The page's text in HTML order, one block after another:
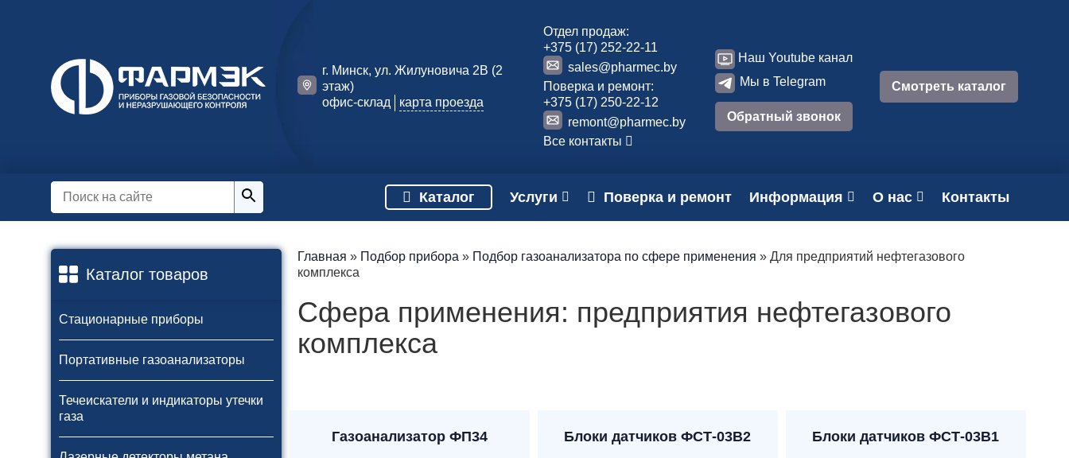
г. Минск, ул. Жилуновича 2В (2
этаж)
офис-склад
карта проезда
Отдел продаж:
+375 (17) 252-22-11
sales@pharmec.by
Поверка и ремонт:
+375 (17) 250-22-12
remont@pharmec.by
Все контакты
Наш Youtube канал
Мы в Telegram
Обратный звонок
Смотреть каталог
Каталог Услуги Поверка и ремонт Информация О нас Контакты
Каталог товаров
Стационарные приборы
Портативные газоанализаторы
Течеискатели и индикаторы утечки
газа
Главная » Подбор прибора » Подбор газоанализатора по сфере применения » Для предприятий нефтегазового
комплекса
Сфера применения: предприятия нефтегазового
комплекса
Газоанализатор ФП34 Блоки датчиков ФСТ-03В2 Блоки датчиков ФСТ-03В1